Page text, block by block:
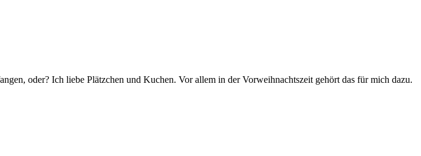
oder? Ich liebe Plätzchen und Kuchen. Vor allem in der Vorweihnachtszeit gehört das für mich dazu.